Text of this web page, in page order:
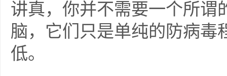
讲真，你并不需要一个所
脑，它们只是单纯的防病
低。